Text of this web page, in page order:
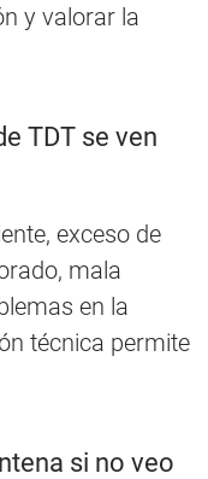
y valorar la
TDT se ven
exceso de
mala
en la
técnica permite
si no veo